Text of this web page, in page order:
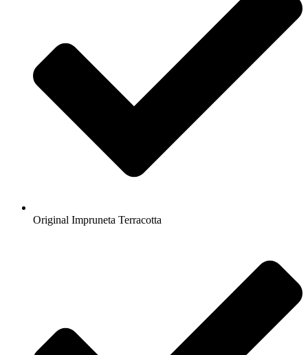
Original Impruneta Terracotta